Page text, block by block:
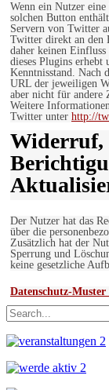
Wenn ein Nutzer
solchen Button
Servern von Twitter
Twitter direkt an den
daher keinen
dieses Plugins
Kenntnisstand. Nach
URL der jeweiligen
aber nicht für andere
Weitere
Twitter unter http://
Widerruf,
Der Nutzer hat das
über die
Zusätzlich hat der
Sperrung und
keine gesetzliche
Datenschutz-